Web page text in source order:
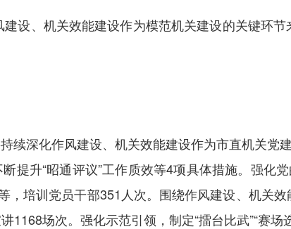
设、机关效能建设作为模范机关建设的关键环
续深化作风建设、机关效能建设作为市直机关党
提升“昭通评议”工作质效等4项具体措施。强化
培训党员干部351人次。围绕作风建设、机关效
1168场次。强化示范引领，制定“擂台比武”“赛